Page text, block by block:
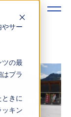
サー
ツの最
プラ
きに
キン